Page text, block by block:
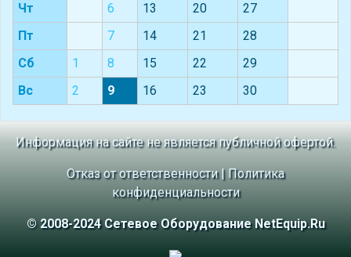
Чт
6 13 20
27
Пт
7 14 21
28
Сб
1 8 15 22
29
Вс
2 9 16 23 30
Информация на сайте не является публичной офертой.
Отказ от ответственности| Политика
конфиденциальности
© 2008-2024 Сетевое Оборудование NetEquip.Ru